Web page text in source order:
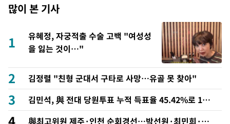
많이 본 기사
1
유혜정, 자궁적출 수술 고백 "여성성
을 잃는 것이…"
2 김정렬 "친형 군대서 구타로 사망…유골 못 찾아"
3
김민석, 與 전대 당원투표 누적 득표율 45.42%로 1
위… 정청래 44.56%
與최고위원 제주·인천 순회경선…박선원·최민희·서